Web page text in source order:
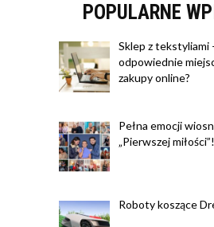
POPULARNE
Sklep z tekstyliami
odpowiednie
zakupy online?
Pełna emocji
„Pierwszej miłości”!
Roboty koszące